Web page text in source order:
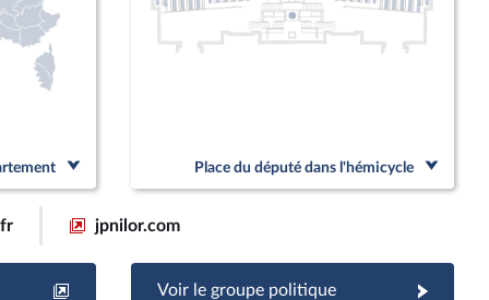
Place du député dans l'hémicycle
jpnilor.com
Voir le groupe politique